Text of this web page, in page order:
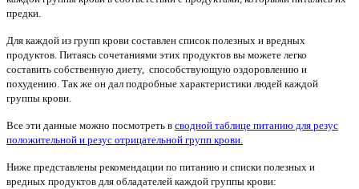
предки.
Для каждой из групп крови составлен список полезных и вредных
продуктов. Питаясь сочетаниями этих продуктов вы можете легко
составить собственную диету, способствующую оздоровлению и
похудению. Так же он дал подробные характеристики людей каждой
группы крови.
Все эти данные можно посмотреть в сводной таблице питанию для резус
положительной и резус отрицательной групп крови.
Ниже представлены рекомендации по питанию и списки полезных и
вредных продуктов для обладателей каждой группы крови: